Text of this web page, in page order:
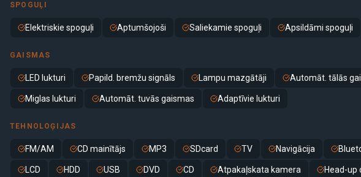
SPOGUĻI
Elektriskie spoguļi Aptumšojoši Saliekamie spoguļi Apsildāmi spoguļi
GAISMAS
LED lukturi Papild. bremžu signāls Lampu mazgātāji Automāt. tālās
Miglas lukturi Automāt. tuvās gaismas Adaptīvie lukturi
TEHNOLOĢIJAS
FM/AM CD mainītājs MP3 SDcard TV Navigācija
LCD HDD USB DVD CD Atpakaļskata kamera Head-up